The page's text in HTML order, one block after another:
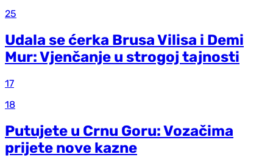
25
Udala se ćerka Brusa Vilisa i Demi
Mur: Vjenčanje u strogoj tajnosti
17
18
Putujete u Crnu Goru: Vozačima
prijete nove kazne